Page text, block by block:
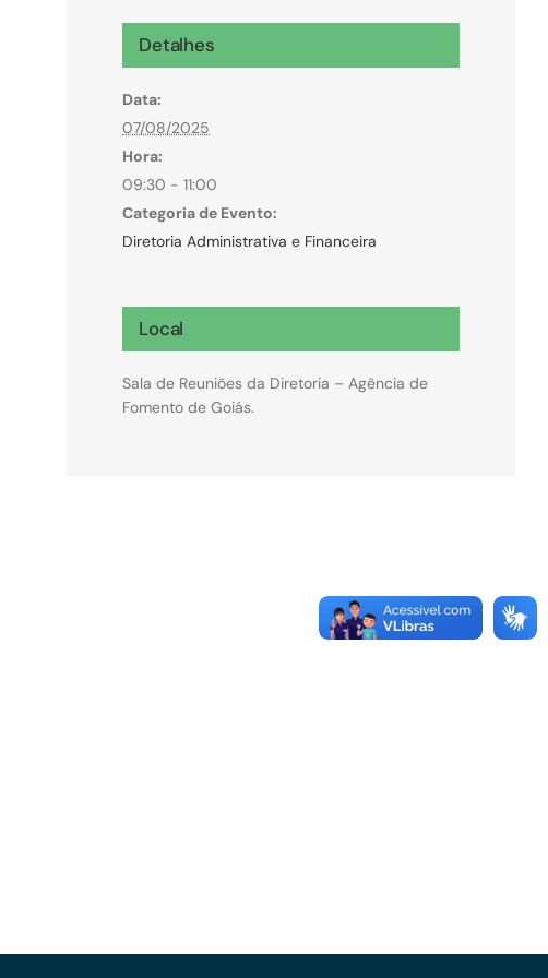
Microcrédito
Para MEI, microempresas e pessoas físicas
(feirantes e transportes)
Detalhes
Data:
07/08/2025
Hora:
09:30 - 11:00
Categoria de Evento:
Diretoria Administrativa e Financeira
Local
Sala de Reuniões da Diretoria – Agência de
Fomento de Goiás.